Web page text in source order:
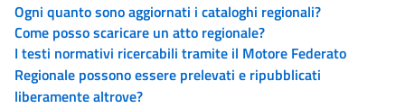
Ogni quanto sono aggiornati i cataloghi regionali?
Come posso scaricare un atto regionale?
I testi normativi ricercabili tramite il Motore Federato
Regionale possono essere prelevati e ripubblicati
liberamente altrove?